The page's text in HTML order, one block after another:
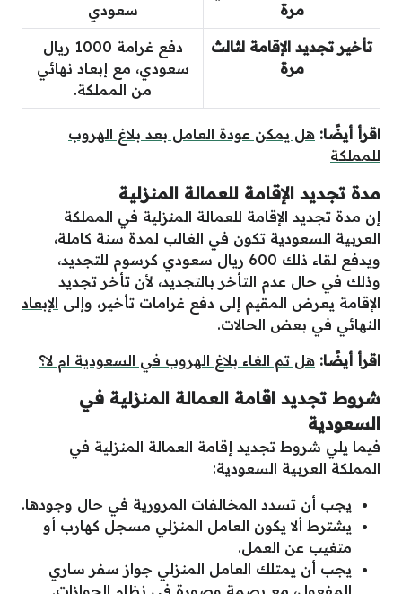
مرة
سعودي
تأخير تجديد الإقامة لثالث
مرة
دفع غرامة 1000 ريال
سعودي، مع إبعاد نهائي
من المملكة.
اقرأ أيضًا: هل يمكن عودة العامل بعد بلاغ الهروب
للمملكة
مدة تجديد الإقامة للعمالة المنزلية
إن مدة تجديد الإقامة للعمالة المنزلية في المملكة
العربية السعودية تكون في الغالب لمدة سنة كاملة،
ويدفع لقاء ذلك 600 ريال سعودي كرسوم للتجديد،
وذلك في حال عدم التأخر بالتجديد، لأن تأخر تجديد
الإقامة يعرض المقيم إلى دفع غرامات تأخير، وإلى الإبعاد
النهائي في بعض الحالات.
اقرأ أيضًا: هل تم الغاء بلاغ الهروب في السعودية ام لا؟
شروط تجديد اقامة العمالة المنزلية في
السعودية
فيما يلي شروط تجديد إقامة العمالة المنزلية في
المملكة العربية السعودية:
يجب أن تسدد المخالفات المرورية في حال وجودها.
يشترط ألا يكون العامل المنزلي مسجل كهارب أو
متغيب عن العمل.
يجب أن يمتلك العامل المنزلي جواز سفر ساري